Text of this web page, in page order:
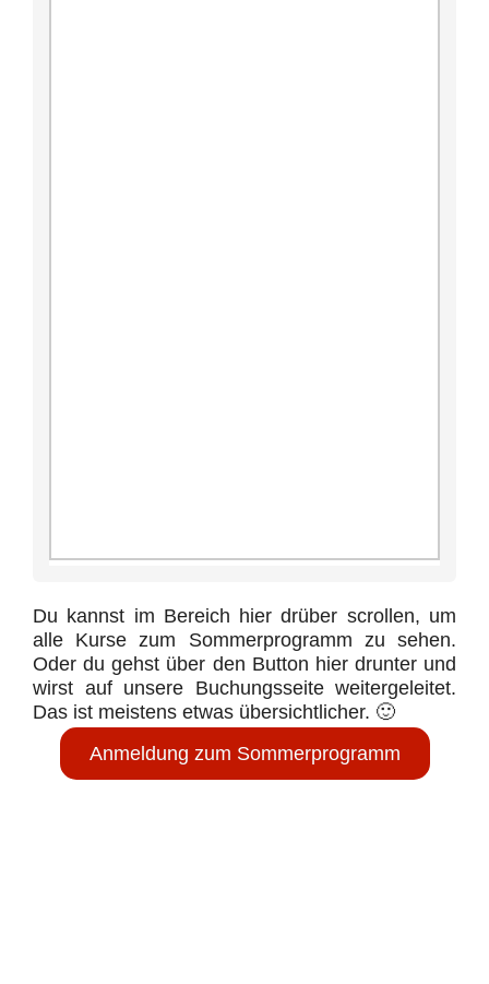
Du kannst im Bereich hier drüber scrollen, um
alle Kurse zum Sommerprogramm zu sehen.
Oder du gehst über den Button hier drunter und
wirst auf unsere Buchungsseite weitergeleitet.
Das ist meistens etwas übersichtlicher. 🙂
Anmeldung zum Sommerprogramm